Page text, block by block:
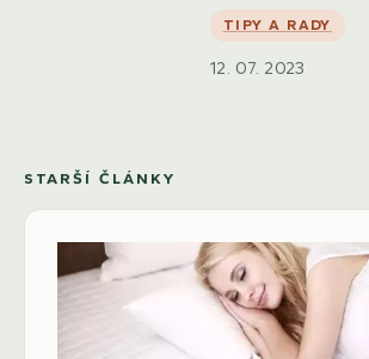
TIPY A RADY
12. 07. 2023
STARŠÍ ČLÁNKY